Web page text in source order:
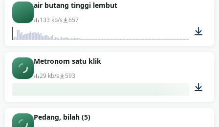
air butang tinggi lembut
133 kb/s 657
Metronom satu klik
29 kb/s 593
Pedang, bilah (5)